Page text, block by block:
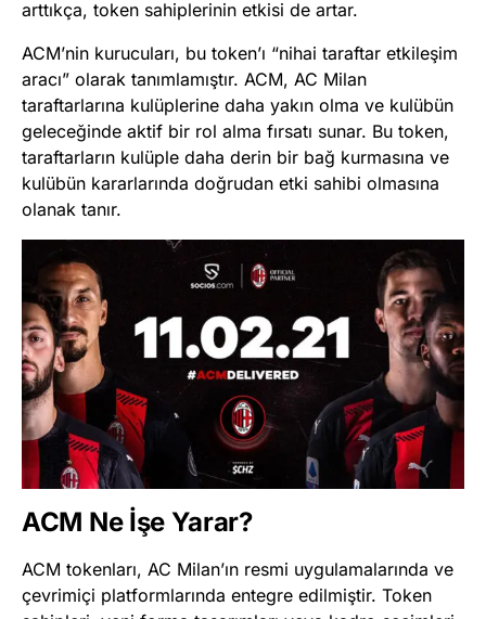
arttıkça, token sahiplerinin etkisi de artar​​.
ACM’nin kurucuları, bu token’ı “nihai taraftar etkileşim
aracı” olarak tanımlamıştır. ACM, AC Milan
taraftarlarına kulüplerine daha yakın olma ve kulübün
geleceğinde aktif bir rol alma fırsatı sunar. Bu token,
taraftarların kulüple daha derin bir bağ kurmasına ve
kulübün kararlarında doğrudan etki sahibi olmasına
olanak tanır​​.
ACM Ne İşe Yarar?
ACM tokenları, AC Milan’ın resmi uygulamalarında ve
çevrimiçi platformlarında entegre edilmiştir. Token